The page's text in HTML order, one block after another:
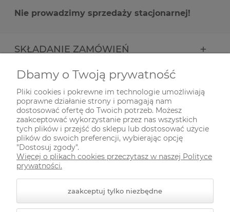
Nie prowadzimy sprzedaży stacjonarnej!
SKŁADANIE ZAMÓWIEŃ
INFORMACJE
ODWIEDŹ NAS NA
Dbamy o Twoją prywatność
Pliki cookies i pokrewne im technologie umożliwiają
poprawne działanie strony i pomagają nam
dostosować ofertę do Twoich potrzeb. Możesz
zaakceptować wykorzystanie przez nas wszystkich
tych plików i przejść do sklepu lub dostosować użycie
plików do swoich preferencji, wybierając opcję
"Dostosuj zgody".
Więcej o plikach cookies przeczytasz w naszej Polityce
prywatności.
zaakceptuj tylko niezbędne